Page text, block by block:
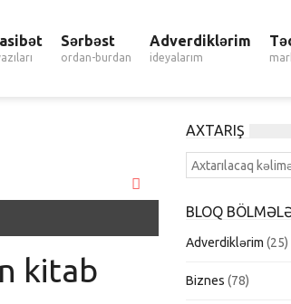
Sərbəst
ordan-burdan
Adverdiklərim
ideyalarım
kitab
AXTARIŞ
BLOQ
Adverdiklərim (25)
Biznes (78)